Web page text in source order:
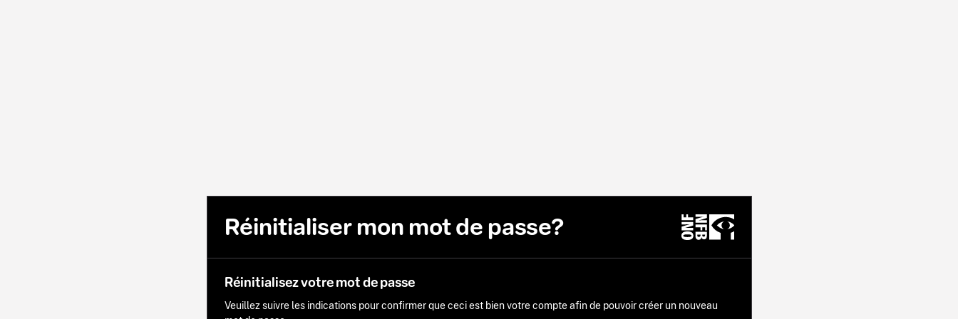
Réinitialiser mon mot de passe?
Réinitialisez votre mot de passe
Veuillez suivre les indications pour confirmer que ceci est bien votre compte afin de pouvoir créer un nouveau